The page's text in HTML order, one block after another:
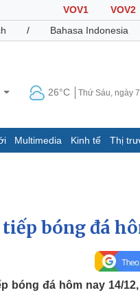
VOV1 VOV2
/ Bahasa Indonesia
26°C Thứ Sáu, ngày
Multimedia Kinh tế Thị
VOV
- Quốc phòng
Thể
bóng đá
bóng đá hôm nay 14/